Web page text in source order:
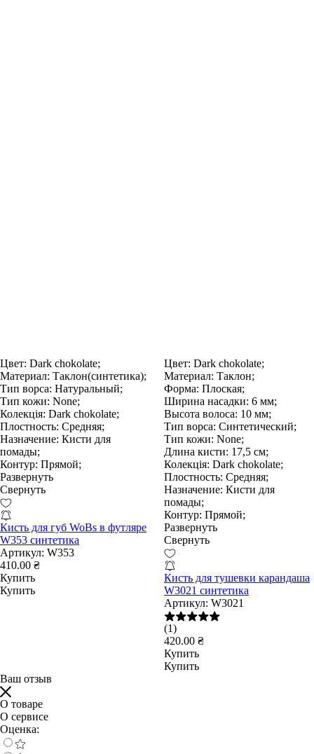
Цвет: Dark chokolate;
Материал: Таклон(синтетика);
Тип ворса: Натуральный;
Тип кожи: None;
Колекція: Dark chokolate;
Плостность: Средняя;
Назначение: Кисти для
помады;
Контур: Прямой;
Развернуть
Свернуть
Кисть для губ WoBs в футляре
W353 синтетика
Артикул: W353
410.00 ₴
Купить
Купить
Цвет: Dark chokolate;
Материал: Таклон;
Форма: Плоская;
Ширина насадки: 6 мм;
Высота волоса: 10 мм;
Тип ворса: Синтетический;
Тип кожи: None;
Длина кисти: 17,5 см;
Колекція: Dark chokolate;
Плостность: Средняя;
Назначение: Кисти для
помады;
Контур: Прямой;
Развернуть
Свернуть
Кисть для тушевки карандаша
W3021 синтетика
Артикул: W3021
(1)
420.00 ₴
Купить
Купить
Ваш отзыв
О товаре
О сервисе
Оценка: